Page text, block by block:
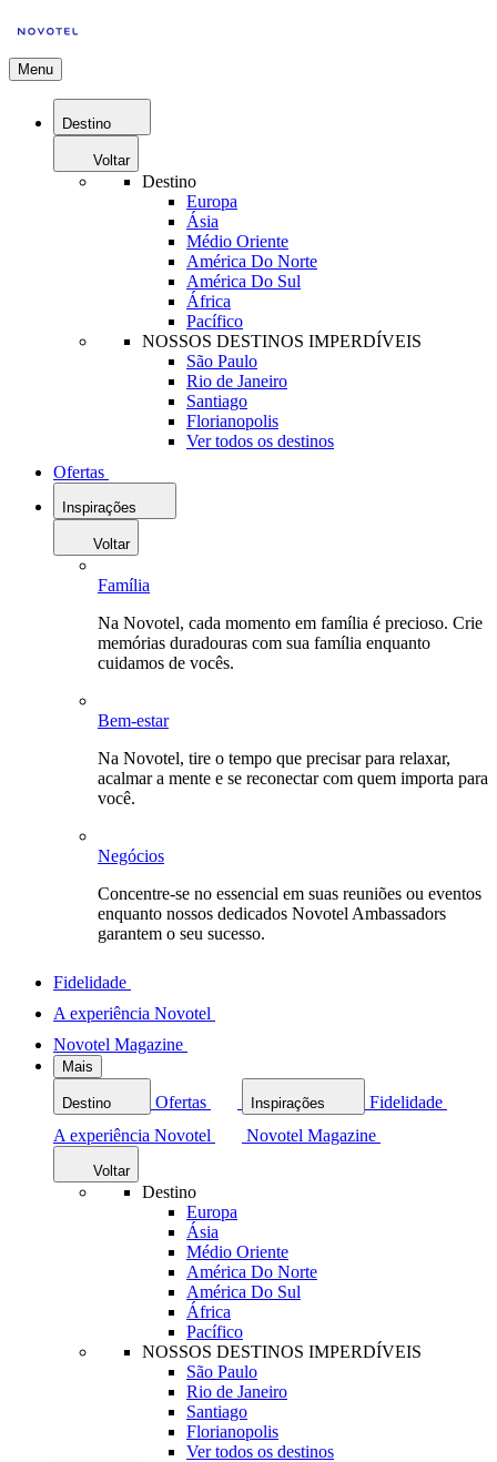
Menu
Destino
Voltar
Destino
Europa
Ásia
Médio Oriente
América Do Norte
América Do Sul
África
Pacífico
NOSSOS DESTINOS IMPERDÍVEIS
São Paulo
Rio de Janeiro
Santiago
Florianopolis
Ver todos os destinos
Ofertas
Inspirações
Voltar
Família
Na Novotel, cada momento em família é precioso. Crie
memórias duradouras com sua família enquanto
cuidamos de vocês.
Bem-estar
Na Novotel, tire o tempo que precisar para relaxar,
acalmar a mente e se reconectar com quem importa para
você.
Negócios
Concentre-se no essencial em suas reuniões ou eventos
enquanto nossos dedicados Novotel Ambassadors
garantem o seu sucesso.
Fidelidade
A experiência Novotel
Novotel Magazine
Mais
Destino Ofertas Inspirações
Fidelidade
A experiência Novotel
Novotel Magazine
Voltar
Destino
Europa
Ásia
Médio Oriente
América Do Norte
América Do Sul
África
Pacífico
NOSSOS DESTINOS IMPERDÍVEIS
São Paulo
Rio de Janeiro
Santiago
Florianopolis
Ver todos os destinos